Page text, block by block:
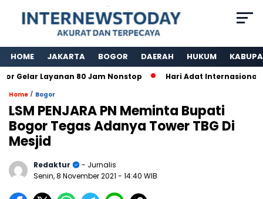
HOME JAKARTA BOGOR DAERAH HUKUM
Layanan 80 Jam Nonstop Hari Adat Internasional Ke
Home / Bogor
LSM PENJARA PN Meminta Bupati
Bogor Tegas Adanya Tower TBG Di
Mesjid
Redaktur
- Jurnalis
Senin, 8 November 2021 - 14:40 WIB